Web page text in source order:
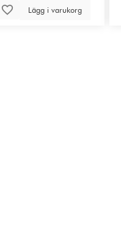
Lägg i varukorg